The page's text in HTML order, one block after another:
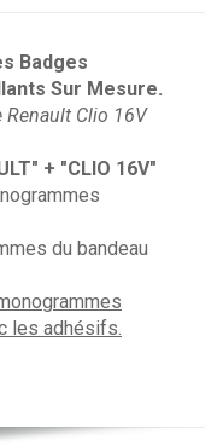
Badges
Sur Mesure.
Renault Clio 16V
+ "CLIO 16V"
du bandeau
les adhésifs.